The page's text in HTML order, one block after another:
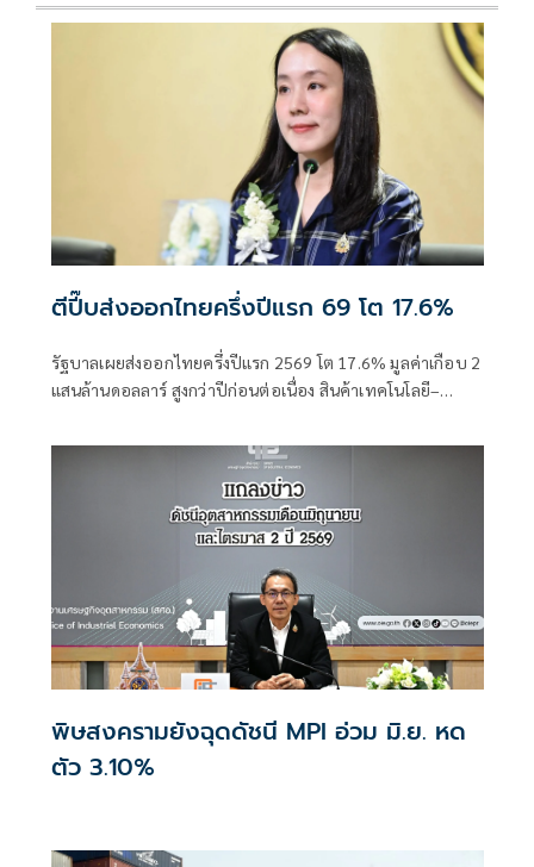
ตีปี๊บส่งออกไทยครึ่งปีแรก 69 โต 17.6%
รัฐบาลเผยส่งออกไทยครึ่งปีแรก 2569 โต 17.6% มูลค่าเกือบ 2
แสนล้านดอลลาร์ สูงกว่าปีก่อนต่อเนื่อง สินค้าเทคโนโลยี–
พิษสงครามยังฉุดดัชนี MPI อ่วม มิ.ย. หด
ตัว 3.10%